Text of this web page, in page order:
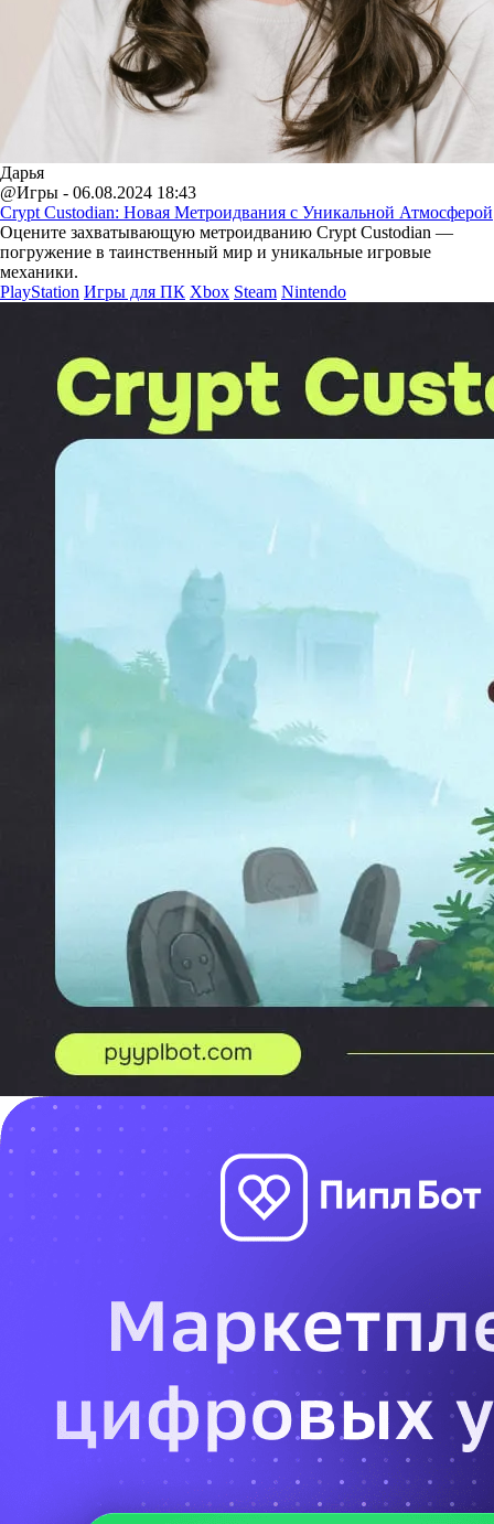
Дарья
@Игры - 06.08.2024 18:43
Crypt Custodian: Новая Метроидвания с Уникальной Атмосферой
Оцените захватывающую метроидванию Crypt Custodian —
погружение в таинственный мир и уникальные игровые
механики.
PlayStation Игры для ПК Xbox Steam Nintendo